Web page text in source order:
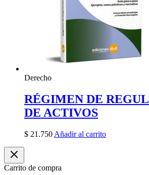
Derecho
RÉGIMEN DE
DE ACTIVOS
$ 21.750 Añadir al carrito
Carrito de compra